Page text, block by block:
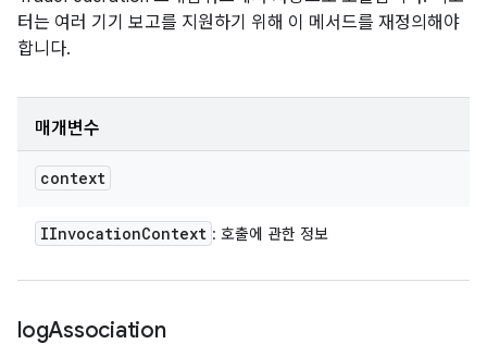
터는 여러 기기 보고를 지원하기 위해 이 메서드를 재정의해야
합니다.
매개변수
context
IInvocationContext : 호출에 관한 정보
logAssociation